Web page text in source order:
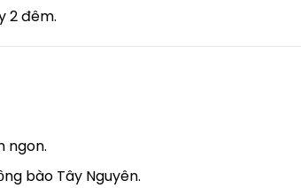
2 đêm.
ngon.
bào Tây Nguyên.